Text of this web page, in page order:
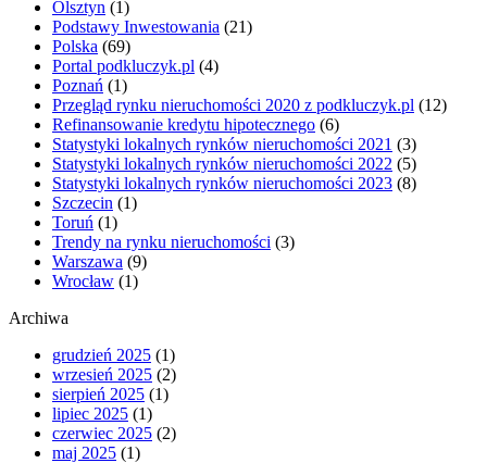
Olsztyn (1)
Podstawy Inwestowania (21)
Polska (69)
Portal podkluczyk.pl (4)
Poznań (1)
Przegląd rynku nieruchomości 2020 z podkluczyk.pl (12)
Refinansowanie kredytu hipotecznego (6)
Statystyki lokalnych rynków nieruchomości 2021 (3)
Statystyki lokalnych rynków nieruchomości 2022 (5)
Statystyki lokalnych rynków nieruchomości 2023 (8)
Szczecin (1)
Toruń (1)
Trendy na rynku nieruchomości (3)
Warszawa (9)
Wrocław (1)
Archiwa
grudzień 2025 (1)
wrzesień 2025 (2)
sierpień 2025 (1)
lipiec 2025 (1)
czerwiec 2025 (2)
maj 2025 (1)